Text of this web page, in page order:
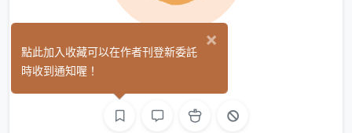
秦楠緋
×
點此加入收藏可以在作者刊登新委託
時收到通知喔！